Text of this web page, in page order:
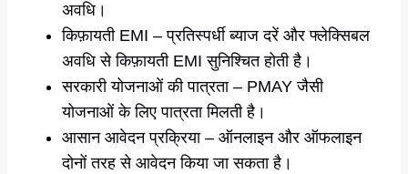
अवधि।
किफ़ायती EMI – प्रतिस्पर्धी ब्याज दरें और फ्लेक्सिबल
अवधि से किफ़ायती EMI सुनिश्चित होती है।
सरकारी योजनाओं की पात्रता – PMAY जैसी
योजनाओं के लिए पात्रता मिलती है।
आसान आवेदन प्रक्रिया – ऑनलाइन और ऑफलाइन
दोनों तरह से आवेदन किया जा सकता है।